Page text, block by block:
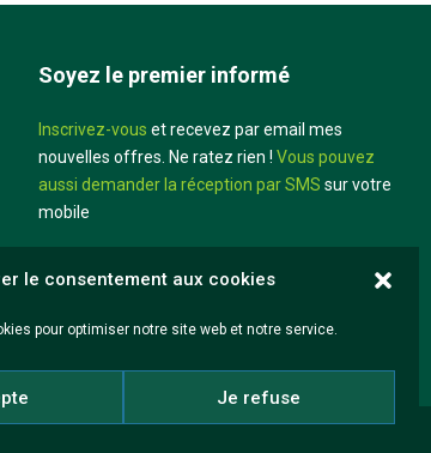
le consentement aux cookies
pour optimiser notre site web et notre service.
Je refuse
Soyez le premier informé
Inscrivez-vous et recevez par email mes
nouvelles offres. Ne ratez rien ! Vous pouvez
aussi demander la réception par SMS sur votre
mobile